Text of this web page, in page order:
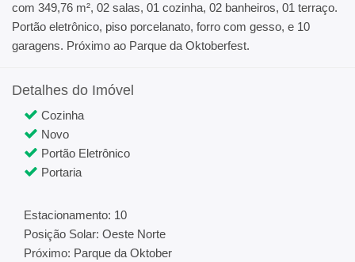
com 349,76 m², 02 salas, 01 cozinha, 02 banheiros, 01 terraço.
Portão eletrônico, piso porcelanato, forro com gesso, e 10
garagens. Próximo ao Parque da Oktoberfest.
Detalhes do Imóvel
Cozinha
Novo
Portão Eletrônico
Portaria
Estacionamento: 10
Posição Solar: Oeste Norte
Próximo: Parque da Oktober